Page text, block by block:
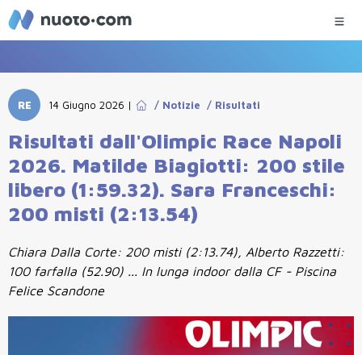
RE 14 Giugno 2026 | / Notizie / Risultati
Risultati dall'Olimpic Race Napoli
2026. Matilde Biagiotti: 200 stile
libero (1:59.32). Sara Franceschi:
200 misti (2:13.54)
Chiara Dalla Corte: 200 misti (2:13.74), Alberto Razzetti:
100 farfalla (52.90) ... In lunga indoor dalla CF - Piscina
Felice Scandone